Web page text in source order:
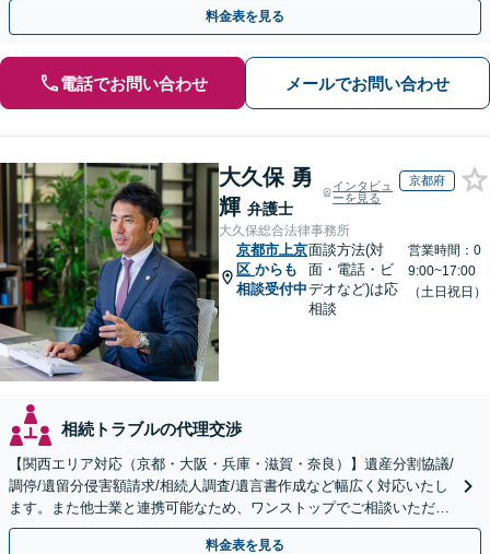
料金表を見る
電話でお問い合わせ メールでお問い合わせ
大久保 勇
輝 弁護士
インタビュ
ーを見る
京都府
大久保総合法律事務所
京都市上京
区 からも
相談受付中
面談方法(対
面・電話・ビ
デオなど)は応
相談
営業時間：0
9:00~17:00
（土日祝日）
相続トラブルの代理交渉
【関西エリア対応（京都・大阪・兵庫・滋賀・奈良）】遺産分割協議/
調停/遺留分侵害額請求/相続人調査/遺言書作成など幅広く対応いたし
ます。また他士業と連携可能なため、ワンストップでご相談いただけ
ます。【土日夜間対応】
料金表を見る